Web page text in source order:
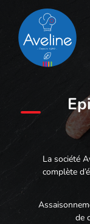
La société
complète
de
Panneau de gestion